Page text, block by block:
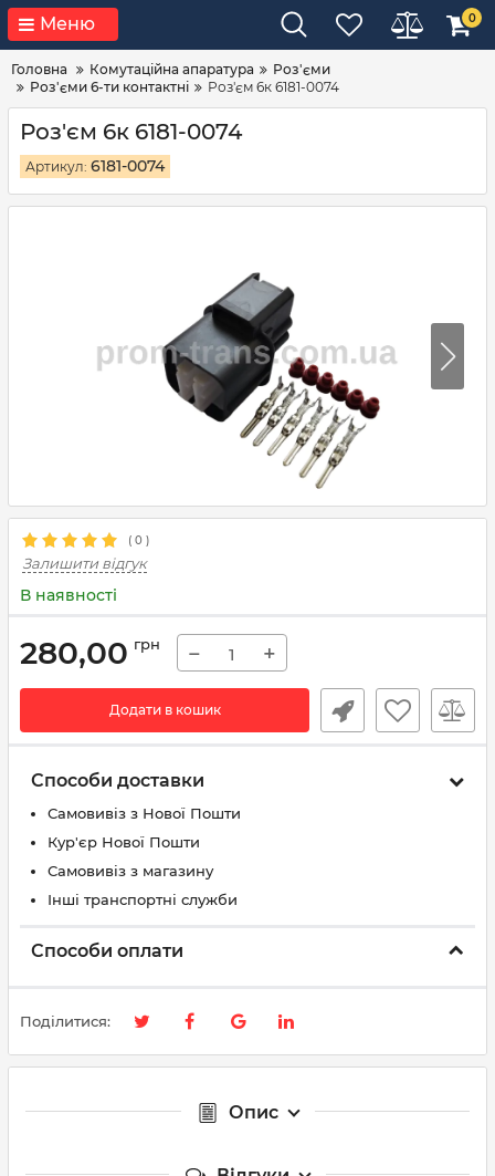
Меню 0
Головна Комутаційна апаратура
Роз'єми
Роз'єми 6-ти контактні
Роз'єм 6к 6181-0074
Роз'єм 6к 6181-0074
Артикул: 6181-0074
( 0 )
Залишити відгук
В наявності
280,00 грн − +
Додати в кошик
Способи доставки
Самовивіз з Нової Пошти
Кур'єр Нової Пошти
Самовивіз з магазину
Інші транспортні служби
Способи оплати
Поділитися:
Опис